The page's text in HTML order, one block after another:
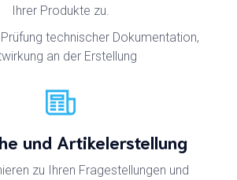
Ihrer Produkte zu.
technischer Dokumentation,
an der Erstellung
und Artikelerstellung
zu Ihren Fragestellungen und